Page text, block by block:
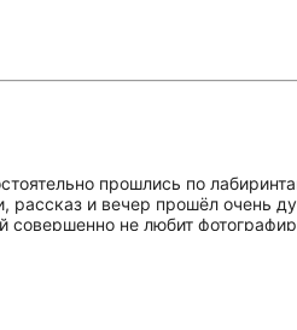
прошлись по
и вечер прошёл очень
не любит
его сфотать, значит он
и красотой, которую